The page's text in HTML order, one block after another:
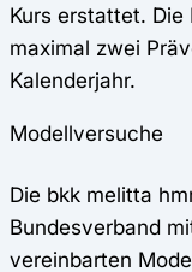
Kurs erstattet.
maximal zwei
Kalenderjahr.
Modellversuche
Die bkk melitta
Bundesverband
vereinbarten